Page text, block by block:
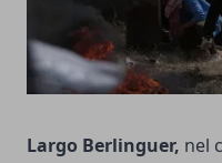
Largo Berlinguer, nel